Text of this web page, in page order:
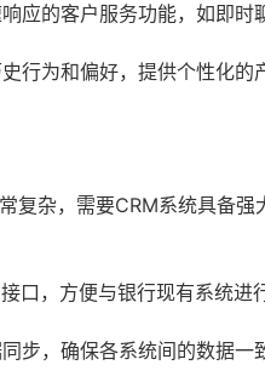
应的客户服务功能，如即时
行为和偏好，提供个性化的
复杂，需要CRM系统具备
口，方便与银行现有系统进
步，确保各系统间的数据一